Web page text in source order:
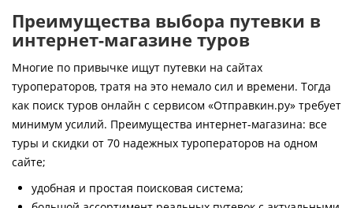
Преимущества выбора путевки в
интернет-магазине туров
Многие по привычке ищут путевки на сайтах
туроператоров, тратя на это немало сил и времени. Тогда
как поиск туров онлайн с сервисом «Отправкин.ру» требует
минимум усилий. Преимущества интернет-магазина: все
туры и скидки от 70 надежных туроператоров на одном
сайте;
удобная и простая поисковая система;